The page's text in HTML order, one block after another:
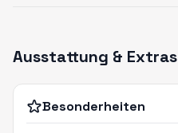
Ausstattung & Extras
Besonderheiten